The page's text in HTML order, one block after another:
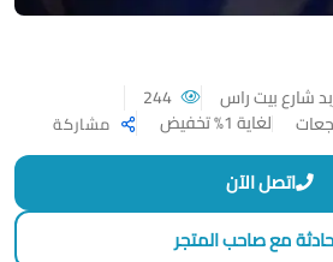
شارع بيت راس
لغاية 1% تخفيض مشاركة
اتصل الآن
مع صاحب المتجر